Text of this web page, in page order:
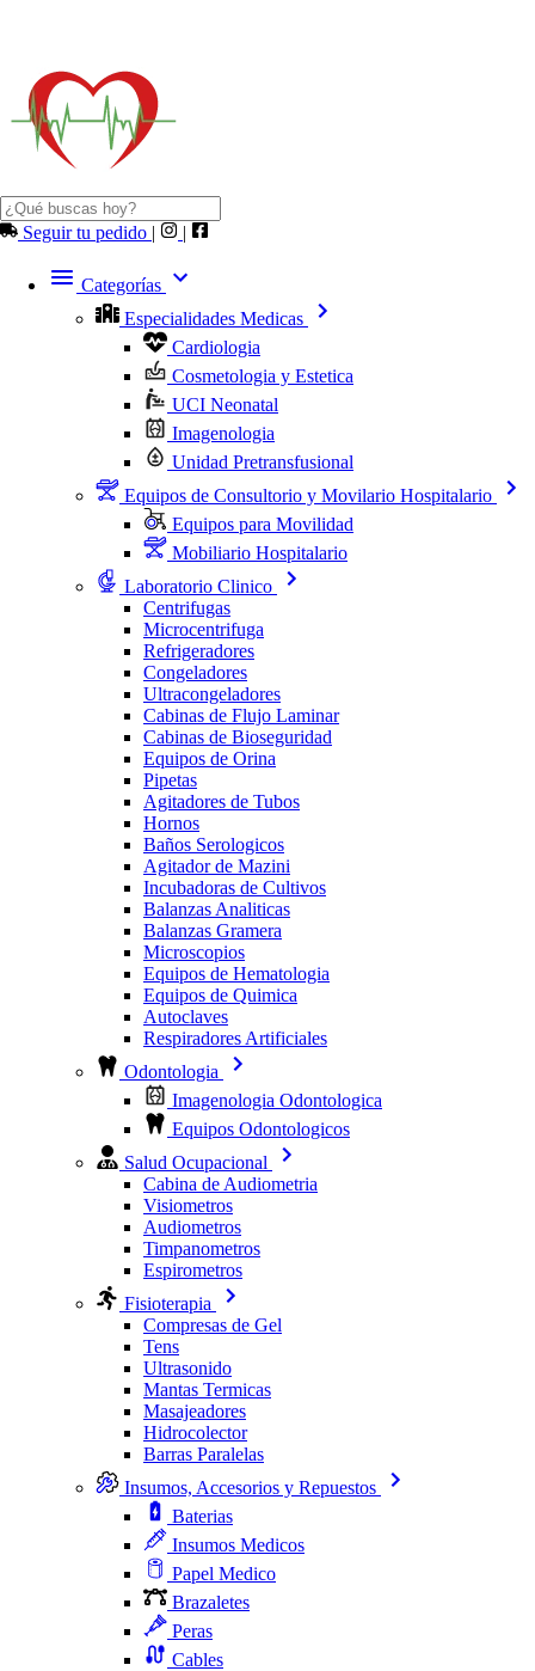
Seguir tu pedido | |
Categorías
Especialidades Medicas
Cardiologia
Cosmetologia y Estetica
UCI Neonatal
Imagenologia
Unidad Pretransfusional
Equipos de Consultorio y Movilario Hospitalario
Equipos para Movilidad
Mobiliario Hospitalario
Laboratorio Clinico
Centrifugas
Microcentrifuga
Refrigeradores
Congeladores
Ultracongeladores
Cabinas de Flujo Laminar
Cabinas de Bioseguridad
Equipos de Orina
Pipetas
Agitadores de Tubos
Hornos
Baños Serologicos
Agitador de Mazini
Incubadoras de Cultivos
Balanzas Analiticas
Balanzas Gramera
Microscopios
Equipos de Hematologia
Equipos de Quimica
Autoclaves
Respiradores Artificiales
Odontologia
Imagenologia Odontologica
Equipos Odontologicos
Salud Ocupacional
Cabina de Audiometria
Visiometros
Audiometros
Timpanometros
Espirometros
Fisioterapia
Compresas de Gel
Tens
Ultrasonido
Mantas Termicas
Masajeadores
Hidrocolector
Barras Paralelas
Insumos, Accesorios y Repuestos
Baterias
Insumos Medicos
Papel Medico
Brazaletes
Peras
Cables